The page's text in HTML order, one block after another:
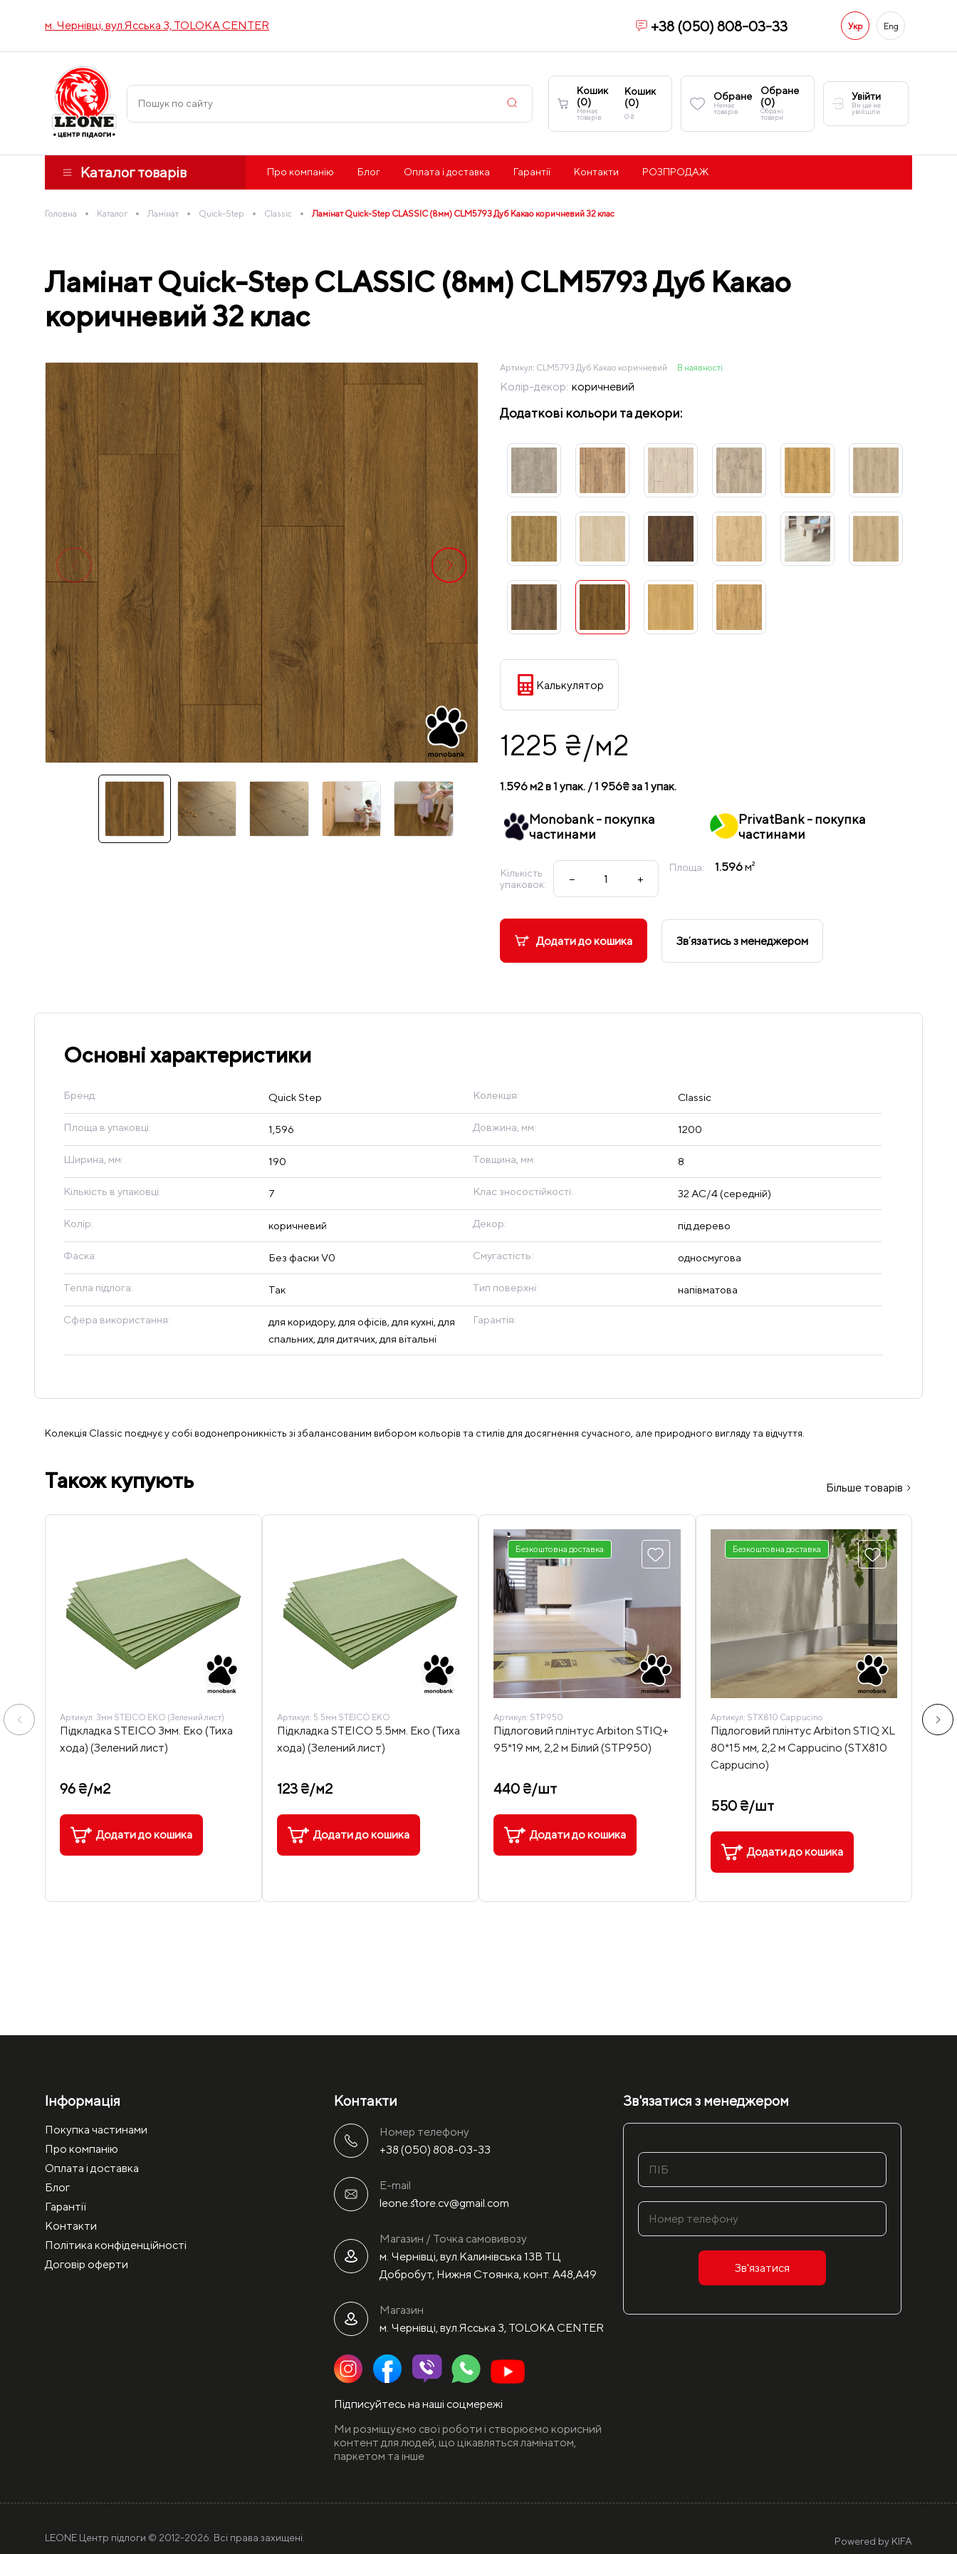
м. Чернівці, вул.Ясська 3, TOLOKA CENTER +38 (050) 808-03-33 Укр Eng
Кошик
(0)
Немає
товарів
Кошик
(0)
0₴
Обране
Немає
товарів
Обране
(0)
Обрані
товари
Увійти
Ви ще не
увійшли
Каталог товарів Про компанію Блог Оплата і доставка Гарантії Контакти РОЗПРОДАЖ
Головна • Каталог • Ламінат • Quick-Step • Classic • Ламінат Quick-Step CLASSIC (8мм) CLM5793 Дуб Какао коричневий 32 клас
Ламінат Quick-Step CLASSIC (8мм) CLM5793 Дуб Какао
коричневий 32 клас
Артикул: CLM5793 Дуб Какао коричневий В наявності
Колір-декор: коричневий
Додаткові кольори та декори:
Калькулятор
1225 ₴/м2
1.596 м2 в 1 упак. / 1 956₴ за 1 упак.
Monobank - покупка
частинами
PrivatBank - покупка
частинами
Кількість
упаковок:
− +
Площа: 1.596м²
Додати до кошика Звʼязатись з менеджером
Основні характеристики
Бренд: Quick Step Колекція: Classic
Площа в упаковці: 1,596 Довжина, мм: 1200
Ширина, мм: 190 Товщина, мм: 8
Кількість в упаковці: 7 Клас зносостійкості: 32 AC/4 (середній)
Колір: коричневий Декор: під дерево
Фаска: Без фаски V0 Смугастість: односмугова
Тепла підлога: Так Тип поверхні: напівматова
Сфера використання:
для коридору, для офісів, для кухні, для
спальних, для дитячих, для вітальні
Гарантія:
Колекція Classic поєднує у собі водонепроникність зі збалансованим вибором кольорів та стилів для досягнення сучасного, але природного вигляду та відчуття.
Також купують Більше товарів
Артикул: 3мм STEICO ЕКО (Зелений лист)
Підкладка STEICO 3мм. Еко (Тиха
хода) (Зелений лист)
96 ₴/м2
Додати до кошика
Артикул: 5.5мм STEICO ЕКО
Підкладка STEICO 5.5мм. Еко (Тиха
хода) (Зелений лист)
123 ₴/м2
Додати до кошика
Безкоштовна доставка
Артикул: STP950
Підлоговий плінтус Arbiton STIQ+
95*19 мм, 2,2 м Білий (STP950)
440 ₴/шт
Додати до кошика
Безкоштовна доставка
Артикул: STX810 Cappucino
Підлоговий плінтус Arbiton STIQ XL
80*15 мм, 2,2 м Cappucino (STX810
Cappucino)
550 ₴/шт
Додати до кошика
Інформація
Покупка частинами
Про компанію
Оплата і доставка
Блог
Гарантії
Контакти
Політика конфіденційності
Договір оферти
Контакти
Номер телефону
+38 (050) 808-03-33
E-mail
leone.store.cv@gmail.com
Магазин / Точка самовивозу
м. Чернівці, вул.Калинівська 13В ТЦ
Добробут, Нижня Стоянка, конт. А48,А49
Магазин
м. Чернівці, вул.Ясська 3, TOLOKA CENTER
Підписуйтесь на наші соцмережі
Ми розміщуємо свої роботи і створюємо корисний
контент для людей, що цікавляться ламінатом,
паркетом та інше
Зв'язатися з менеджером
Зв'язатися
LEONE Центр підлоги © 2012-2026. Всі права захищені. Powered by KIFA